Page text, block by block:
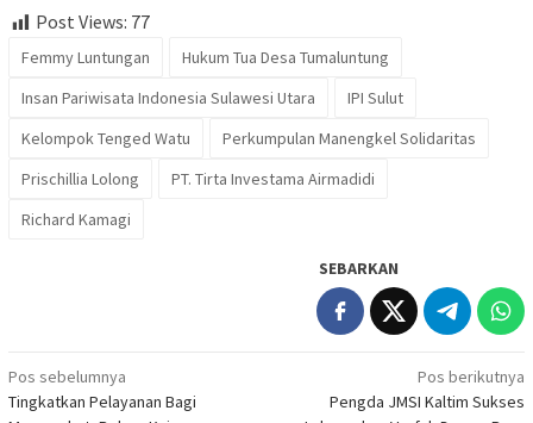
Post Views: 77
Femmy Luntungan
Hukum Tua Desa Tumaluntung
Insan Pariwisata Indonesia Sulawesi Utara
IPI Sulut
Kelompok Tenged Watu
Perkumpulan Manengkel Solidaritas
Prischillia Lolong
PT. Tirta Investama Airmadidi
Richard Kamagi
SEBARKAN
Navigasi
pos
Pos sebelumnya
Tingkatkan Pelayanan Bagi
Pos berikutnya
Pengda JMSI Kaltim Sukses